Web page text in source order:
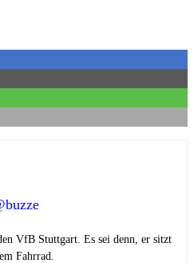
VfB Stuttgart. Es sei denn, er sitzt
Fahrrad.